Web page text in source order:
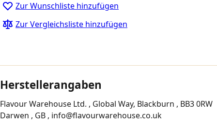
Zur Wunschliste hinzufügen
Zur Vergleichsliste hinzufügen
Herstellerangaben
Flavour Warehouse Ltd. , Global Way, Blackburn , BB3 0RW
Darwen , GB , info@flavourwarehouse.co.uk